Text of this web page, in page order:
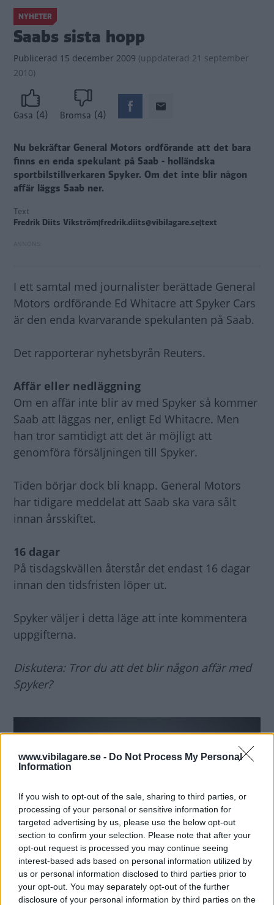
www.vibilagare.se - Do Not Process My Personal
Information
If you wish to opt-out of the sale, sharing to third parties, or
processing of your personal or sensitive information for
targeted advertising by us, please use the below opt-out
section to confirm your selection. Please note that after your
opt-out request is processed you may continue seeing
interest-based ads based on personal information utilized by
us or personal information disclosed to third parties prior to
your opt-out. You may separately opt-out of the further
disclosure of your personal information by third parties on the
NYHETER
Saabs sista hopp
Publicerad 15 december 2009 (uppdaterad 21 september
2010)
Gasa (4) Bromsa (4)
Nu bekräftar General Motors ordförande att det bara
finns en enda spekulant på Saab - holländska
sportbilstillverkaren Spyker. Om det inte blir någon
affär läggs Saab ner.
Text
Fredrik Diits Vikström|fredrik.diits@vibilagare.se|text
I ett samtal med journalister berättade General
Motors ordförande Ed Whitacre att Spyker Cars
är den enda kvarvarande spekulanten på Saab.
Det rapporterar nyhetsbyrån Reuters.
Affär eller nedläggning
Om en affär inte blir av med Spyker så kommer
Saab att läggas ner, enligt Ed Whitacre. Men
han tror samtidigt att det är möjligt att
genomföra försäljningen till Spyker.
Tiden börjar dock bli knapp. General Motors
har tidigare meddelat att Saab ska vara sålt
innan årsskiftet.
16 dagar
På tisdagskvällen återstår det endast 16 dagar
innan den tidsfristen löper ut.
Spyker väljer i detta läge att inte kommentera
uppgifterna.
Diskutera: Tror du att det blir någon affär med
Spyker?